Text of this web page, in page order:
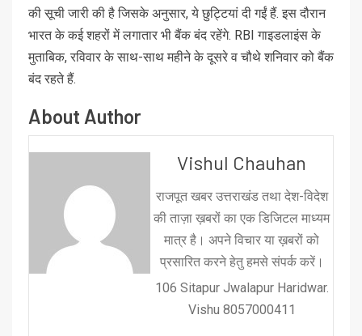
की सूची जारी की है जिसके अनुसार, ये छुट्टियां दी गईं हैं. इस दौरान
भारत के कई शहरों में लगातार भी बैंक बंद रहेंगे. RBI गाइडलाइंस के
मुताबिक, रविवार के साथ-साथ महीने के दूसरे व चौथे शनिवार को बैंक
बंद रहते हैं.
About Author
Vishul Chauhan
राजपूत खबर उत्तराखंड तथा देश-विदेश
की ताज़ा ख़बरों का एक डिजिटल माध्यम
मात्र है। अपने विचार या ख़बरों को
प्रसारित करने हेतु हमसे संपर्क करें।
106 Sitapur Jwalapur Haridwar.
Vishu 8057000411